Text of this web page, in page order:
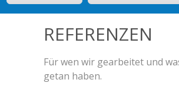
REFERENZEN
Für wen wir gearbeitet und
getan haben.